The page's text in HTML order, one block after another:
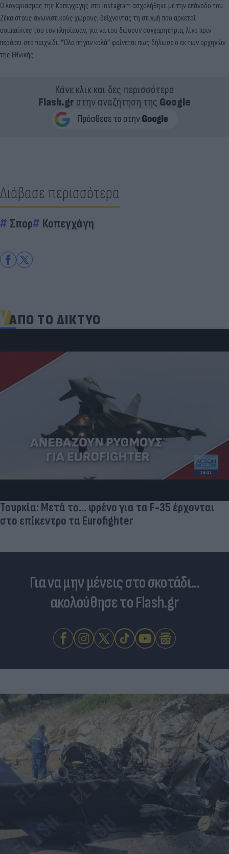
Ο λογαριασμός της Κοπεγχάγης στο Instagram ασχολήθηκε με την επάνοδο του
Ζέκα στους αγωνιστικούς χώρους, δείχνοντας τη στιγμή που αρκετοί
συμπαίκτες του τον πλησίασαν, για να του δώσουν συγχαρητήρια, λίγο πριν
περάσει στο παιχνίδι. “Όλα πήγαν καλά” φαίνεται πως δήλωσε ο εκ των αρχηγών
της Εθνικής.
Κάνε κλικ και δες περισσότερο
Flash.grστην αναζήτηση της Google
Διάβασε περισσότερα
Σπορ Κοπεγχάγη
ΑΠΟ ΤΟ ΔΙΚΤΥΟ
Πρωτοφανές σκάνδαλο - Aθλήτριες
«φουσκώνουν» τον στηθόδεσμό τους για να
Για να μην μένεις στο σκοτάδι...
ακολούθησε το Flash.gr